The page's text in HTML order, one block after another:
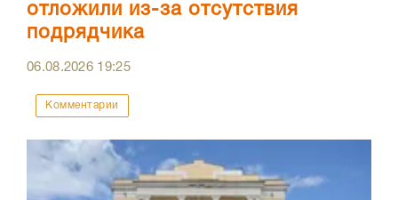
отложили из-за отсутствия
подрядчика
06.08.2026 19:25
Комментарии